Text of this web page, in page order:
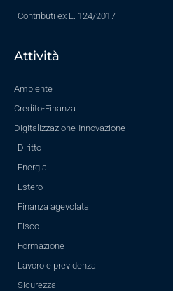
Contributi ex L. 124/2017
Attività
Ambiente
Credito-Finanza
Digitalizzazione-Innovazione
Diritto
Energia
Estero
Finanza agevolata
Fisco
Formazione
Lavoro e previdenza
Sicurezza